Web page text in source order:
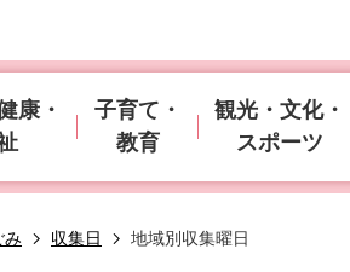
康・
子育て・
教育
観光・文化・
スポーツ
み 収集日 地域別収集曜日